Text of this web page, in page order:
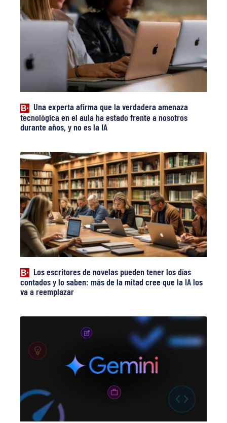
Una experta afirma que la verdadera amenaza
tecnológica en el aula ha estado frente a nosotros
durante años, y no es la IA
Los escritores de novelas pueden tener los días
contados y lo saben: más de la mitad cree que la IA los
va a reemplazar